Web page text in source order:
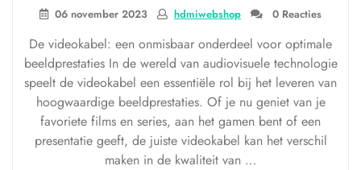
06 november 2023 hdmiwebshop 0 Reacties
De videokabel: een onmisbaar onderdeel voor optimale
beeldprestaties In de wereld van audiovisuele technologie
speelt de videokabel een essentiële rol bij het leveren van
hoogwaardige beeldprestaties. Of je nu geniet van je
favoriete films en series, aan het gamen bent of een
presentatie geeft, de juiste videokabel kan het verschil
maken in de kwaliteit van …